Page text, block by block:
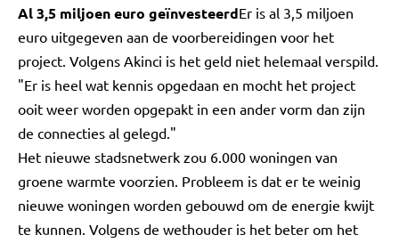
Al 3,5 miljoen euro geïnvesteerdEr is al 3,5 miljoen
euro uitgegeven aan de voorbereidingen voor het
project. Volgens Akinci is het geld niet helemaal verspild.
"Er is heel wat kennis opgedaan en mocht het project
ooit weer worden opgepakt in een ander vorm dan zijn
de connecties al gelegd."
Het nieuwe stadsnetwerk zou 6.000 woningen van
groene warmte voorzien. Probleem is dat er te weinig
nieuwe woningen worden gebouwd om de energie kwijt
te kunnen. Volgens de wethouder is het beter om het